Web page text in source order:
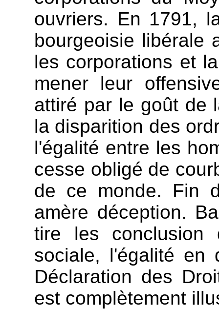
ouvriers. En 1791,
bourgeoisie libérale
les corporations et
mener leur
attiré par le goût de
la disparition des
l'égalité entre les
cesse obligé de
de ce monde. Fin
amère déception.
tire les
sociale, l'égalité en
Déclaration des
est complètement